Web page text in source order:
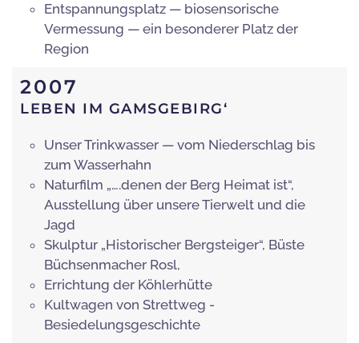
Entspannungsplatz — biosensorische
Vermessung — ein besonderer Platz der
Region
2007
LEBEN IM GAMSGEBIRG‘
Unser Trinkwasser — vom Niederschlag bis
zum Wasserhahn
Naturfilm „….denen der Berg Heimat ist“,
Ausstellung über unsere Tierwelt und die
Jagd
Skulptur „Historischer Bergsteiger“, Büste
Büchsenmacher Rosl,
Errichtung der Köhlerhütte
Kultwagen von Strettweg -
Besiedelungsgeschichte